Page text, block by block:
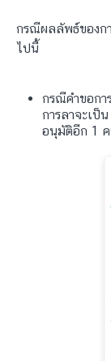
กรณีผลลัพธ์ของก
ไปนี้
กรณีคำขอกา
การลาจะเป็
อนุมัติอีก 1